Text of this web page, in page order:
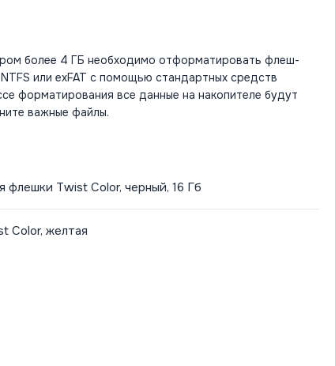
более 4 ГБ необходимо отформатировать флеш-
или exFAT с помощью стандартных средств
форматирования все данные на накопителе будут
важные файлы.
флешки Twist Color, черный, 16 Гб
Color, желтая